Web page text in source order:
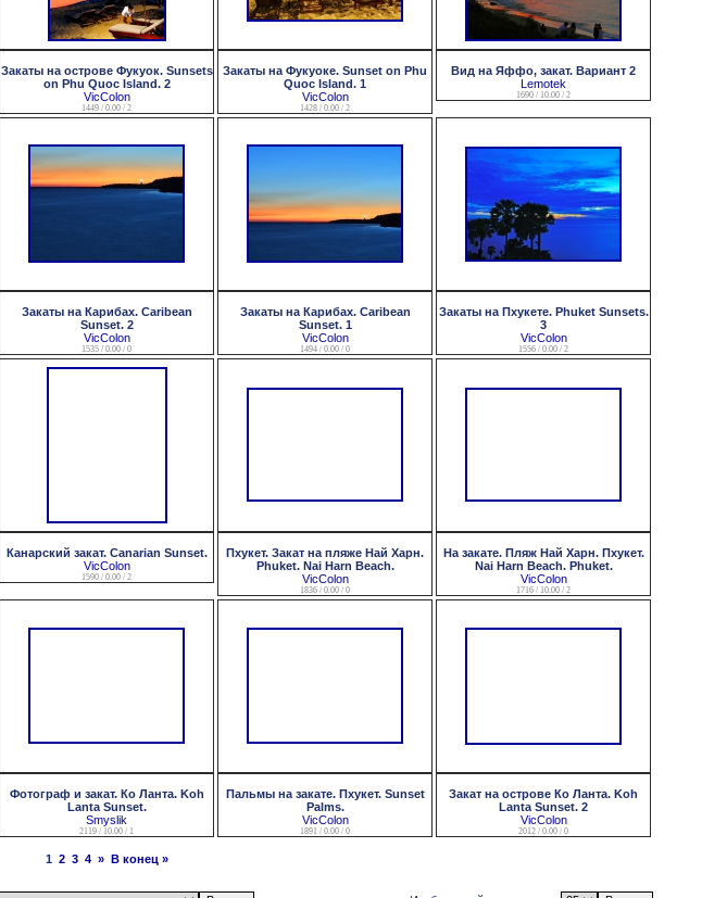
Закаты на острове Фукуок. Sunsets
on Phu Quoc Island. 2
VicColon
1449 / 0.00 / 2
Закаты на Фукуоке. Sunset on Phu
Quoc Island. 1
VicColon
1428 / 0.00 / 2
Вид на Яффо, закат. Вариант 2
Lemotek
1690 / 10.00 / 2
Закаты на Карибах. Caribean
Sunset. 2
VicColon
1535 / 0.00 / 0
Закаты на Карибах. Caribean
Sunset. 1
VicColon
1494 / 0.00 / 0
Закаты на Пхукете. Phuket Sunsets.
3
VicColon
1556 / 0.00 / 2
Канарский закат. Canarian Sunset.
VicColon
1590 / 0.00 / 2
Пхукет. Закат на пляже Най Харн.
Phuket. Nai Harn Beach.
VicColon
1836 / 0.00 / 0
На закате. Пляж Най Харн. Пхукет.
Nai Harn Beach. Phuket.
VicColon
1716 / 10.00 / 2
Фотограф и закат. Ко Ланта. Koh
Lanta Sunset.
Smyslik
2119 / 10.00 / 1
Пальмы на закате. Пхукет. Sunset
Palms.
VicColon
1891 / 0.00 / 0
Закат на острове Ко Ланта. Koh
Lanta Sunset. 2
VicColon
2012 / 0.00 / 0
1 2 3 4 » В конец »